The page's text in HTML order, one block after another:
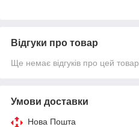
Відгуки про товар
Ще немає відгуків про цей товар
Умови доставки
Нова Пошта